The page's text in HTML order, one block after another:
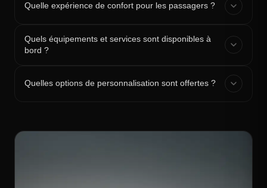
Quelle expérience de confort pour les passagers ?
Quels équipements et services sont disponibles à
bord ?
Quelles options de personnalisation sont offertes ?